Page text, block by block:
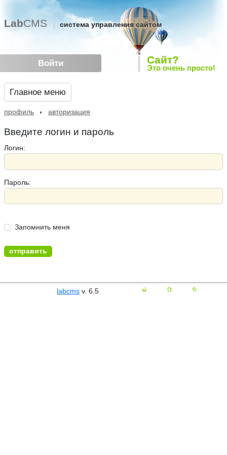
Войти
LabCMS система управления сайтом
Сайт?
Это очень просто!
Главное меню
профиль авторизация
Введите логин и пароль
Логин:
Пароль:
Запомнить меня
labcms v. 6.5